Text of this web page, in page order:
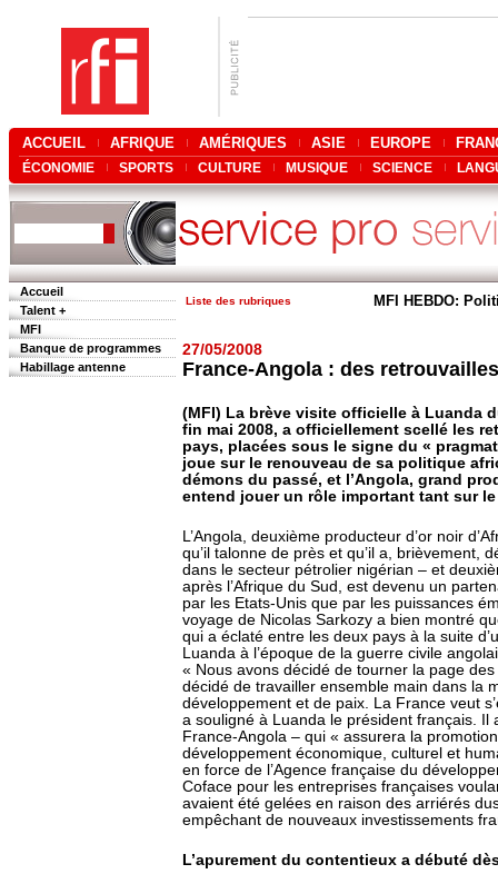
ACCUEIL AFRIQUE AMÉRIQUES ASIE EUROPE
ÉCONOMIE SPORTS CULTURE MUSIQUE SCIENCE
Accueil
Talent +
MFI
Banque de programmes
Habillage antenne
Liste des rubriques MFI HEBDO:
27/05/2008
France-Angola : des
(MFI) La brève visite officielle à Luanda
fin mai 2008, a officiellement scellé les
pays, placées sous le signe du «
joue sur le renouveau de sa politique
démons du passé, et l’Angola, grand
entend jouer un rôle important tant sur
L’Angola, deuxième producteur d’or noir
qu’il talonne de près et qu’il a, brièvement,
dans le secteur pétrolier nigérian – et
après l’Afrique du Sud, est devenu un
par les Etats-Unis que par les puissances
voyage de Nicolas Sarkozy a bien montré
qui a éclaté entre les deux pays à la suite
Luanda à l’époque de la guerre civile
« Nous avons décidé de tourner la page
décidé de travailler ensemble main dans la
développement et de paix. La France veut
a souligné à Luanda le président français. Il
France-Angola – qui « assurera la
développement économique, culturel et
en force de l’Agence française du
Coface pour les entreprises françaises
avaient été gelées en raison des arriérés
empêchant de nouveaux investissements
L’apurement du contentieux a débuté